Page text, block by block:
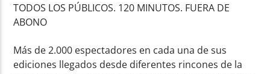
TODOS LOS PÚBLICOS. 120 MINUTOS. FUERA DE
ABONO
Más de 2.000 espectadores en cada una de sus
ediciones llegados desde diferentes rincones de la